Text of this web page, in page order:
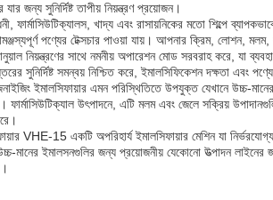
জন্য সুনির্দিষ্ট তাপীয় নিয়ন্ত্রণ প্রয়োজন।
ফার্মাসিউটিক্যালস, খাদ্য এবং রাসায়নিকের মতো শিল্পে
পণ্যের টেক্সচার পাওয়া যায়। আপনার ক্রিম, লোশন,
নিয়ন্ত্রণের সাথে নমনীয় অপারেশন মোড সরবরাহ করে, যা
সুনির্দিষ্ট সমন্বয় নিশ্চিত করে, ইমালসিফিকেশন দক্ষতা এবং
ইমালসিফায়ার এমন পরিস্থিতিতে উপযুক্ত যেখানে উচ্চ-
উৎপাদনে, এটি মলম এবং জেলে সক্রিয়
VHE-15 একটি অপরিহার্য ইমালসিফায়ার মেশিন যা
মানের ইমালসনগুলির জন্য প্রয়োজনীয় যেকোনো উত্পাদন